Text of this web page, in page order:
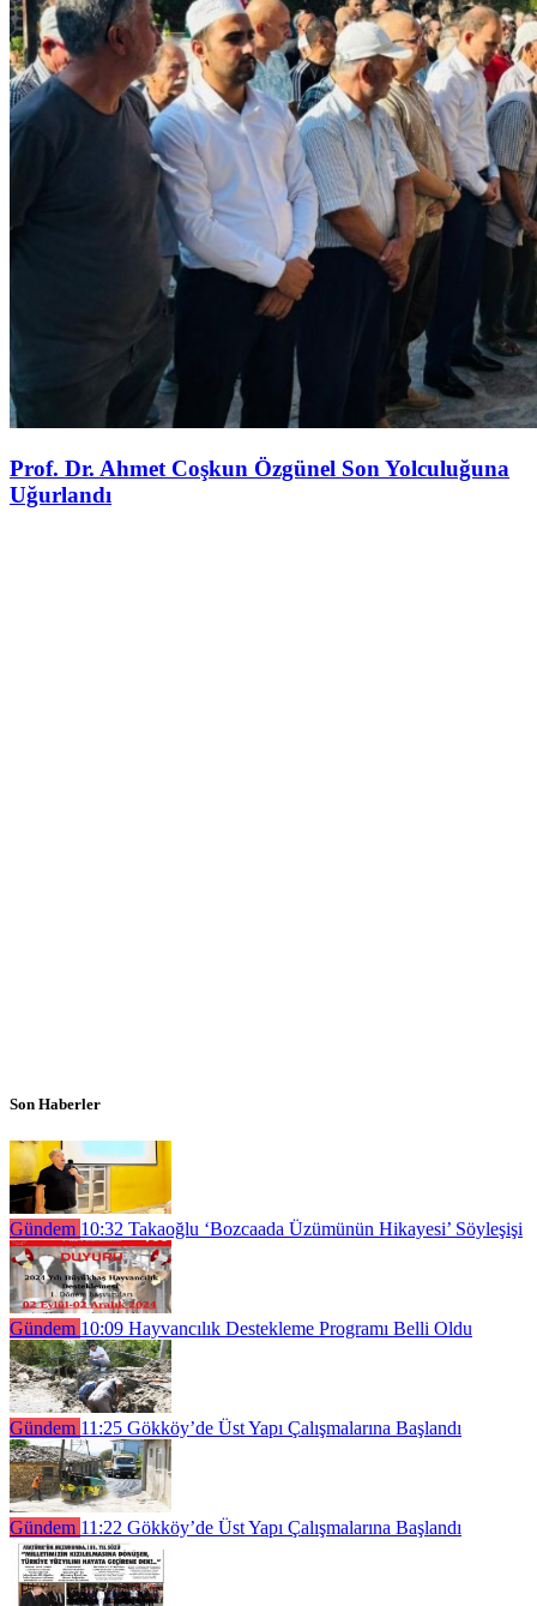
Prof. Dr. Ahmet Coşkun Özgünel Son Yolculuğuna
Uğurlandı
Son Haberler
Gündem 10:32 Takaoğlu ‘Bozcaada Üzümünün Hikayesi’ Söyleşişi
Gündem 10:09 Hayvancılık Destekleme Programı Belli Oldu
Gündem 11:25 Gökköy’de Üst Yapı Çalışmalarına Başlandı
Gündem 11:22 Gökköy’de Üst Yapı Çalışmalarına Başlandı